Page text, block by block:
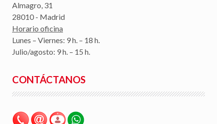
Almagro, 31
28010 - Madrid
Horario oficina
Lunes – Viernes: 9 h. – 18 h.
Julio/agosto: 9 h. – 15 h.
CONTÁCTANOS